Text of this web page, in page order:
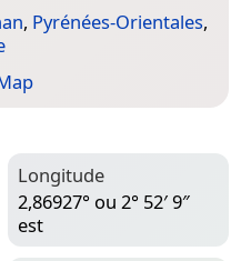
, Pyrénées-Orientales,
Longitude
2,86927° ou 2° 52′ 9″
est